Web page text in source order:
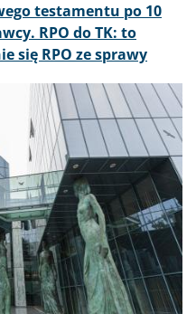
testamentu po 10
RPO do TK: to
się RPO ze sprawy